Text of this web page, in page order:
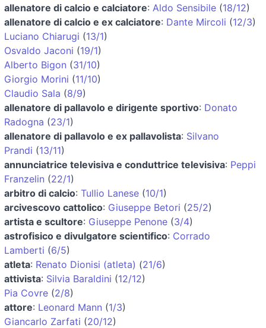
allenatore di calcio e calciatore: Aldo Sensibile (18/12)
allenatore di calcio e ex calciatore: Dante Mircoli (12/3)
Luciano Chiarugi (13/1)
Osvaldo Jaconi (19/1)
Alberto Bigon (31/10)
Giorgio Morini (11/10)
Claudio Sala (8/9)
allenatore di pallavolo e dirigente sportivo: Donato
Radogna (23/1)
allenatore di pallavolo e ex pallavolista: Silvano
Prandi (13/11)
annunciatrice televisiva e conduttrice televisiva: Peppi
Franzelin (22/1)
arbitro di calcio: Tullio Lanese (10/1)
arcivescovo cattolico: Giuseppe Betori (25/2)
artista e scultore: Giuseppe Penone (3/4)
astrofisico e divulgatore scientifico: Corrado
Lamberti (6/5)
atleta: Renato Dionisi (atleta) (21/6)
attivista: Silvia Baraldini (12/12)
Pia Covre (2/8)
attore: Leonard Mann (1/3)
Giancarlo Zarfati (20/12)